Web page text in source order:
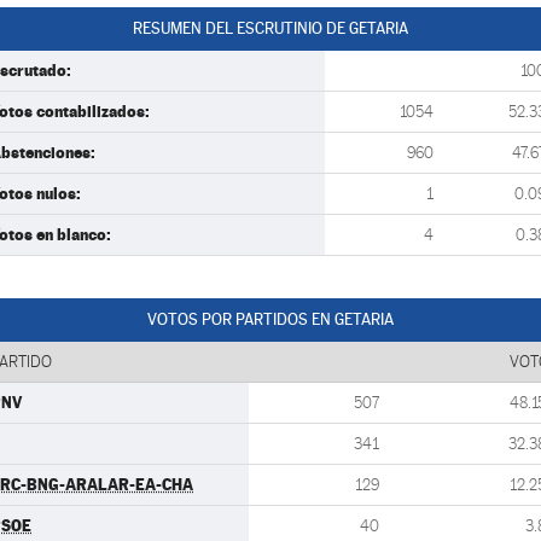
RESUMEN DEL ESCRUTINIO DE GETARIA
contabilizados: 1054
960
nulos: 1
en blanco: 4
VOTOS POR PARTIDOS EN GETARIA
507
341
BNG-ARALAR-EA-CHA 129
40